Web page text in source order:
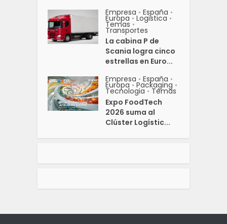
Empresa • España •
Europa • Logistica •
Temas •
Transportes
La cabina P de
Scania logra cinco
estrellas en Euro...
Empresa • España •
Europa • Packaging •
Tecnologia • Temas
Expo FoodTech
2026 suma al
Clúster Logístic...